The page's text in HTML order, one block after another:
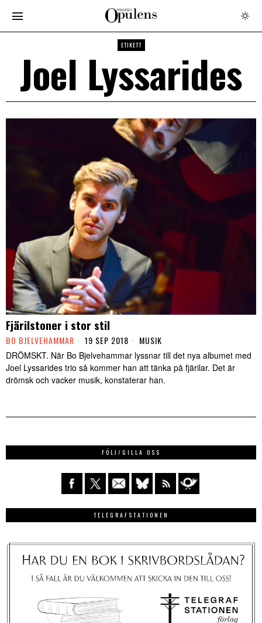
ETIKETT
Joel Lyssarides
Fjärilstoner i stor stil
BO BJELVEHAMMAR 19 SEP 2018 MUSIK
DRÖMSKT. När Bo Bjelvehammar lyssnar till det nya albumet med
Joel Lyssarides trio så kommer han att tänka på fjärilar. Det är
drömsk och vacker musik, konstaterar han.
FÖLJ/GILLA OSS
TELEGRAFSTATIONEN